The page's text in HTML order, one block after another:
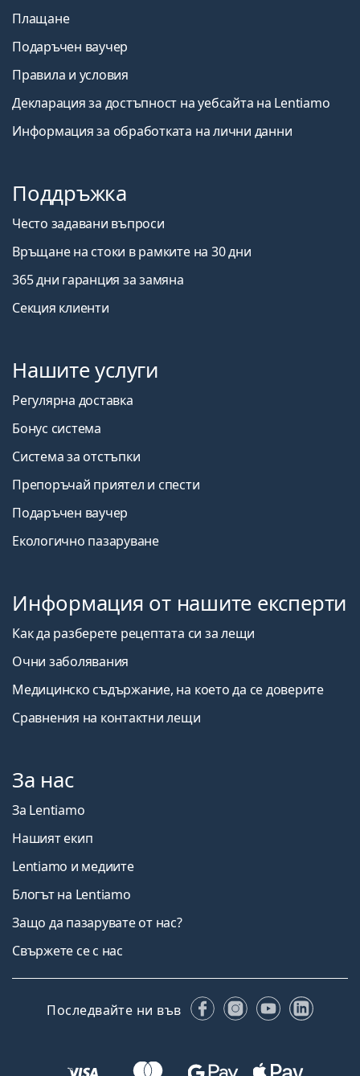
Плащане
Подаръчен ваучер
Правила и условия
Декларация за достъпност на уебсайта на Lentiamo
Информация за обработката на лични данни
Поддръжка
Често задавани въпроси
Връщане на стоки в рамките на 30 дни
365 дни гаранция за замяна
Секция клиенти
Нашите услуги
Регулярна доставка
Бонус система
Система за отстъпки
Препоръчай приятел и спести
Подаръчен ваучер
Екологично пазаруване
Информация от нашите експерти
Как да разберете рецептата си за лещи
Очни заболявания
Медицинско съдържание, на което да се доверите
Сравнения на контактни лещи
За нас
За Lentiamo
Нашият екип
Lentiamo и медиите
Блогът на Lentiamo
Защо да пазарувате от нас?
Свържете се с нас
Последвайте ни във FacebookInstagram
YouTube